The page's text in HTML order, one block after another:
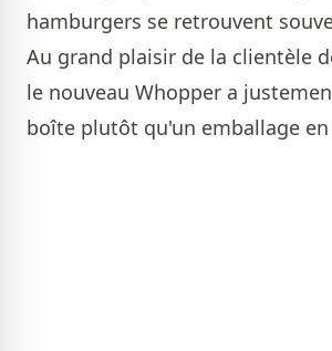
hamburgers se retrouvent
Au grand plaisir de la clientèle
le nouveau Whopper a
boîte plutôt qu'un emballage